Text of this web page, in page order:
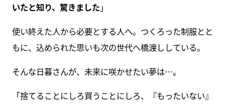
いたと知り、驚きました 」
使い終えた人から必要とする人へ。つくろった制服とと
もに、込められた思いも次の世代へ橋渡ししている。
そんな日暮さんが、未来に咲かせたい夢は…。
「捨てることにしろ買うことにしろ、『もったいない』